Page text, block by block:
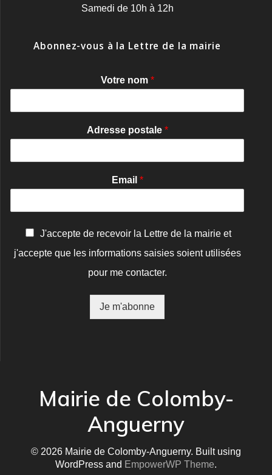
Samedi de 10h à 12h
Abonnez-vous à la Lettre de la mairie
Votre nom *
Adresse postale *
Email *
n
J'accepte de recevoir la Lettre de la mairie et
j'accepte que les informations saisies soient utilisées
pour me contacter.
Je m'abonne
Mairie de Colomby-
Anguerny
© 2026 Mairie de Colomby-Anguerny. Built using
WordPress and EmpowerWP Theme.